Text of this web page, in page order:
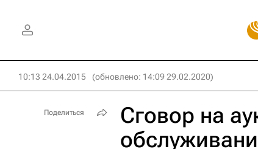
10:13 24.04.2015 (обновлено: 14:09 29.02.2020)
Сговор на
Поделиться